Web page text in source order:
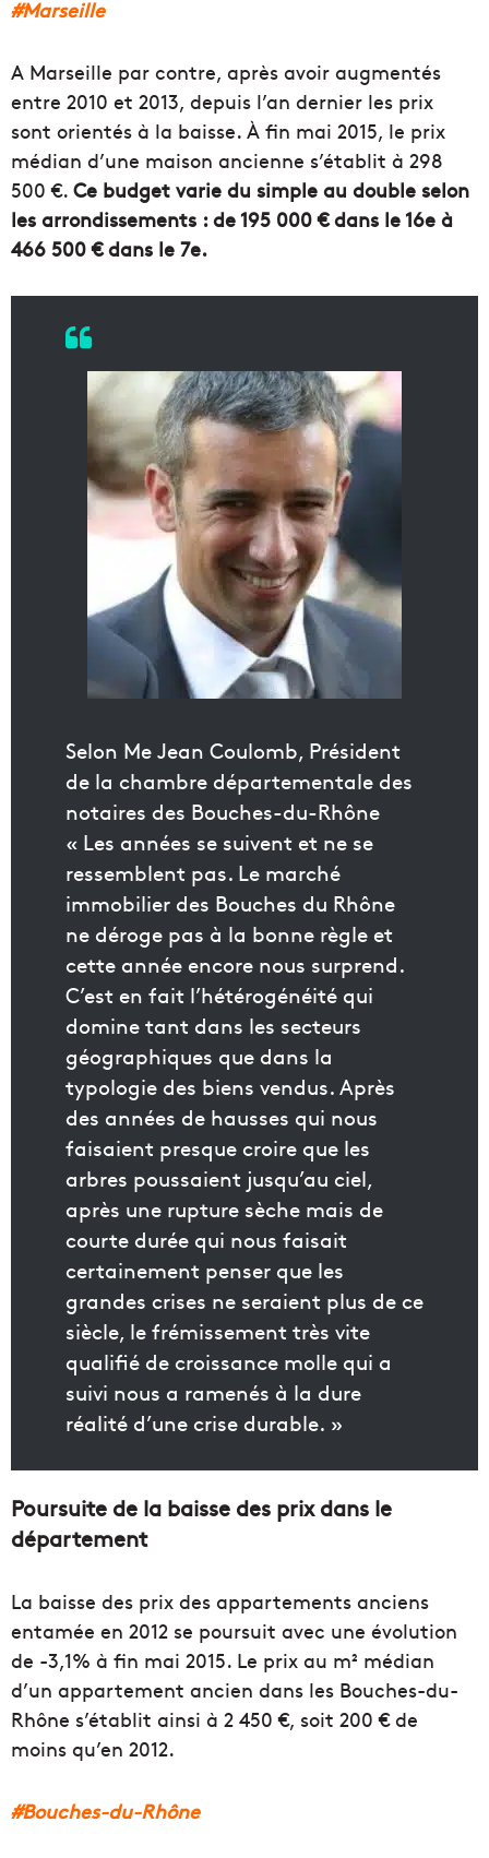
#Marseille
A Marseille par contre, après avoir augmentés
entre 2010 et 2013, depuis l’an dernier les prix
sont orientés à la baisse. À fin mai 2015, le prix
médian d’une maison ancienne s’établit à 298
500 €. Ce budget varie du simple au double selon
les arrondissements : de 195 000 € dans le 16e à
466 500 € dans le 7e.
Selon Me Jean Coulomb, Président
de la chambre départementale des
notaires des Bouches-du-Rhône
« Les années se suivent et ne se
ressemblent pas. Le marché
immobilier des Bouches du Rhône
ne déroge pas à la bonne règle et
cette année encore nous surprend.
C’est en fait l’hétérogénéité qui
domine tant dans les secteurs
géographiques que dans la
typologie des biens vendus. Après
des années de hausses qui nous
faisaient presque croire que les
arbres poussaient jusqu’au ciel,
après une rupture sèche mais de
courte durée qui nous faisait
certainement penser que les
grandes crises ne seraient plus de ce
siècle, le frémissement très vite
qualifié de croissance molle qui a
suivi nous a ramenés à la dure
réalité d’une crise durable. »
Poursuite de la baisse des prix dans le
département
La baisse des prix des appartements anciens
entamée en 2012 se poursuit avec une évolution
de -3,1% à fin mai 2015. Le prix au m² médian
d’un appartement ancien dans les Bouches-du-
Rhône s’établit ainsi à 2 450 €, soit 200 € de
moins qu’en 2012.
#Bouches-du-Rhône